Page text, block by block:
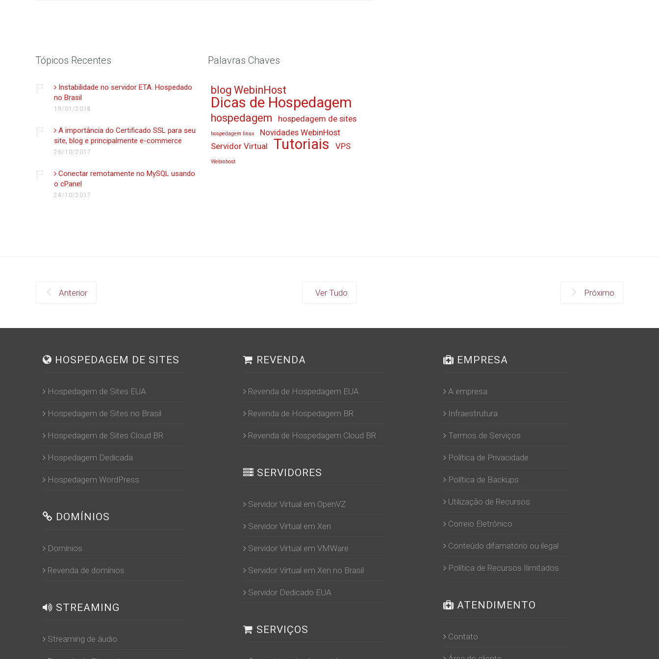
Tópicos Recentes
Instabilidade no servidor ETA. Hospedado
no Brasil
19/01/2018
A importância do Certificado SSL para seu
site, blog e principalmente e-commerce
26/10/2017
Conectar remotamente no MySQL usando
o cPanel
24/10/2017
Palavras Chaves
blog WebinHost
Dicas de Hospedagem
hospedagem hospedagem de sites
hospedagem linux
Novidades WebinHost
Servidor Virtual
Tutoriais VPS
Webinhost
Anterior Ver Tudo Próximo
HOSPEDAGEM DE SITES
Hospedagem de Sites EUA
Hospedagem de Sites no Brasil
Hospedagem de Sites Cloud BR
Hospedagem Dedicada
Hospedagem WordPress
DOMÍNIOS
Domínios
Revenda de domínios
STREAMING
Streaming de áudio
REVENDA
Revenda de Hospedagem EUA
Revenda de Hospedagem BR
Revenda de Hospedagem Cloud BR
SERVIDORES
Servidor Virtual em OpenVZ
Servidor Virtual em Xen
Servidor Virtual em VMWare
Servidor Virtual em Xen no Brasil
Servidor Dedicado EUA
SERVIÇOS
EMPRESA
A empresa
Infraestrutura
Termos de Serviços
Política de Privacidade
Política de Backups
Utilização de Recursos
Correio Eletrônico
Conteúdo difamatório ou ilegal
Política de Recursos Ilimitados
ATENDIMENTO
Contato